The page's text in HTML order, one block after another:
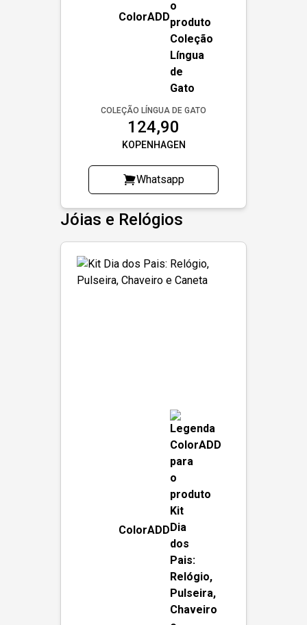
ColorADD
COLEÇÃO LÍNGUA DE GATO
124,90
KOPENHAGEN
Whatsapp
Jóias e Relógios
ColorADD